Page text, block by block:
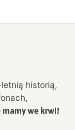
historią,
mamy we krwi!